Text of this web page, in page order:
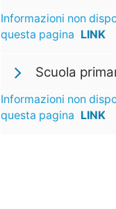
Informazioni non
questa pagina LINK
Scuola
Informazioni non
questa pagina LINK